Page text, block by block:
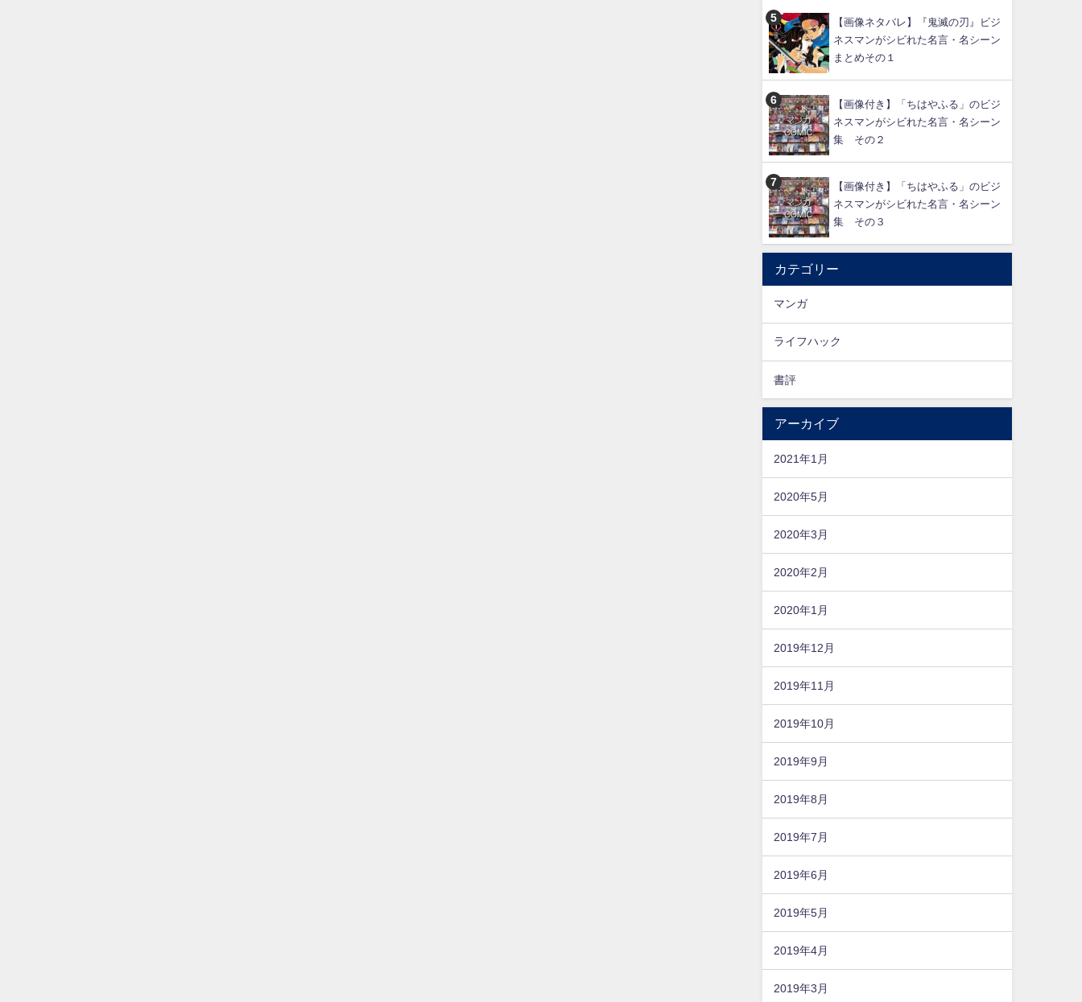
【画像ネタバレ】『鬼滅の刃』ビジ
ネスマンがシビれた名言・名シーン
まとめその１
【画像付き】「ちはやふる」のビジ
ネスマンがシビれた名言・名シーン
集 その２
【画像付き】「ちはやふる」のビジ
ネスマンがシビれた名言・名シーン
集 その３
カテゴリー
マンガ
ライフハック
書評
アーカイブ
2021年1月
2020年5月
2020年3月
2020年2月
2020年1月
2019年12月
2019年11月
2019年10月
2019年9月
2019年8月
2019年7月
2019年6月
2019年5月
2019年4月
2019年3月